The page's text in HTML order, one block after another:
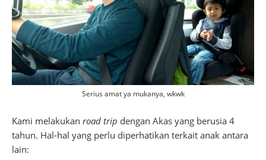
Serius amat ya mukanya, wkwk
Kami melakukan road trip dengan Akas yang berusia 4
tahun. Hal-hal yang perlu diperhatikan terkait anak antara
lain: